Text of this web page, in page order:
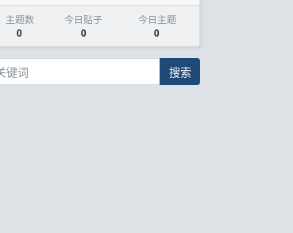
主题数
0
今日贴子
0
今日主题
0
搜索